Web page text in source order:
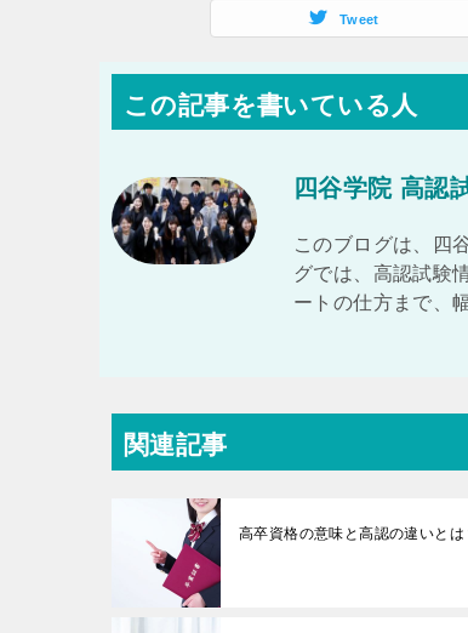
Tweet
この記事を書いている人
四谷学院 高認
このブログは、四
グでは、高認試験
ートの仕方まで、
関連記事
高卒資格の意味と高認の違いと